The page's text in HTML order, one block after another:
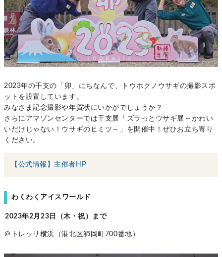
2023年の干支の「卯」にちなんで、トウホクノウサギの撮影スポ
ットを設置しています。
みなさま記念撮影や年賀状にいかがでしょうか？
さらにアマゾンセンターでは干支展「ズラっとウサギ展～かわい
いだけじゃない！ウサギのヒミツ～」を開催中！ぜひお立ち寄り
ください。
【公式情報】主催者HP
わくわくアイスワールド
2023年2月23日（木・祝）まで
＠トレッサ横浜（港北区師岡町700番地）